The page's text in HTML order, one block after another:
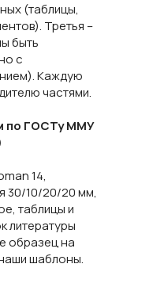
(таблицы,
Третья –
быть
с
Каждую
частями.
по ГОСТу ММУ
14,
30/10/20/20 мм,
таблицы и
литературы
образец на
шаблоны.